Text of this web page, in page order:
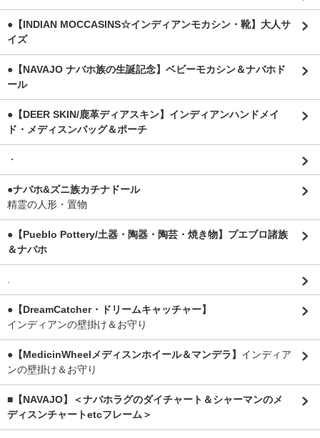
●【INDIAN MOCCASINS☆インディアンモカシン・靴】大人サ
イズ
●【NAVAJO ナバホ族の生誕記念】ベビーモカシン＆ナバホド
ール
●【DEER SKIN/鹿革ディアスキン】インディアンハンドメイ
ド・メディスンバッグ＆ポーチ
・
●ナバホ&ズニ族カチナドール
精霊の人形・置物
●【Pueblo Pottery/土器・陶器・陶芸・焼き物】プエブロ諸族
＆ナバホ
.
●【DreamCatcher・ドリームキャッチャー】
インディアンの壁掛け＆お守り
●【MedicinWheelメディスンホイール＆マンデラ】 インディア
ンの壁掛け＆お守り
■【NAVAJO】＜ナバホラグのダイチャート＆シャーマンのメ
ディスンチャートetcフレーム＞